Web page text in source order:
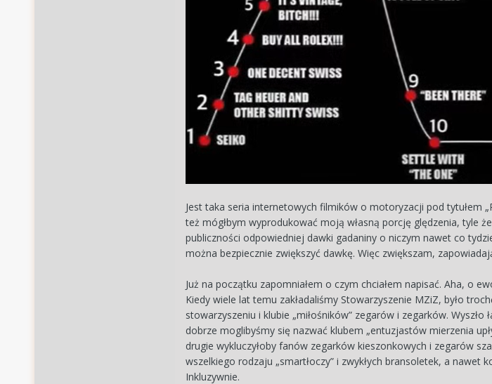
Jest taka seria internetowych filmików o motoryzacji pod tytułem
też mógłbym wyprodukować moją własną porcję ględzenia, tyle
publiczności odpowiedniej dawki gadaniny o niczym nawet co
można bezpiecznie zwiększyć dawkę. Więc zwiększam,
Już na początku zapomniałem o czym chciałem napisać. Aha, o
Kiedy wiele lat temu zakładaliśmy Stowarzyszenie MZiZ, było
stowarzyszeniu i klubie „miłośników” zegarów i zegarków.
dobrze moglibyśmy się nazwać klubem „entuzjastów mierzenia
drugie wykluczyłoby fanów zegarków kieszonkowych i zegarów
wszelkiego rodzaju „smartłoczy” i zwykłych bransoletek, a
Inkluzywnie.